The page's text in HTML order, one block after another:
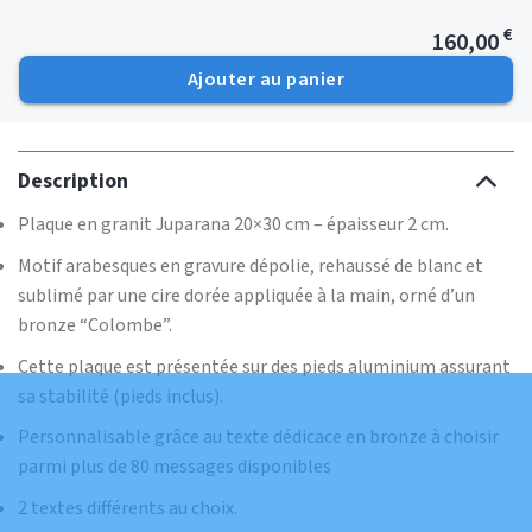
160,00€
Ajouter au panier
Description
Plaque en granit Juparana 20×30 cm – épaisseur 2 cm.
Motif arabesques en gravure dépolie, rehaussé de blanc et
sublimé par une cire dorée appliquée à la main, orné d’un
bronze “Colombe”.
Cette plaque est présentée sur des pieds aluminium assurant
sa stabilité (pieds inclus).
Personnalisable grâce au texte dédicace en bronze à choisir
parmi plus de 80 messages disponibles
2 textes différents au choix.